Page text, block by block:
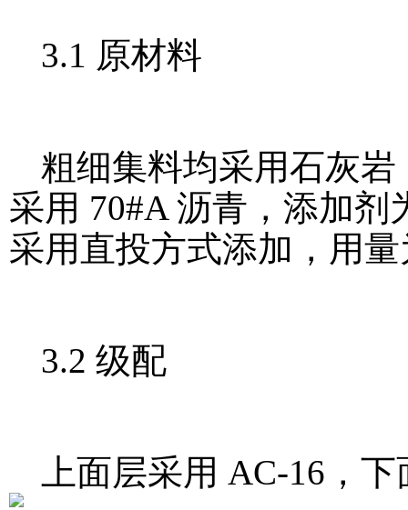
3.1 原材料
粗细集料均采用石灰
采用 70#A 沥青，添加剂
采用直投方式添加，用
3.2 级配
上面层采用 AC-16，